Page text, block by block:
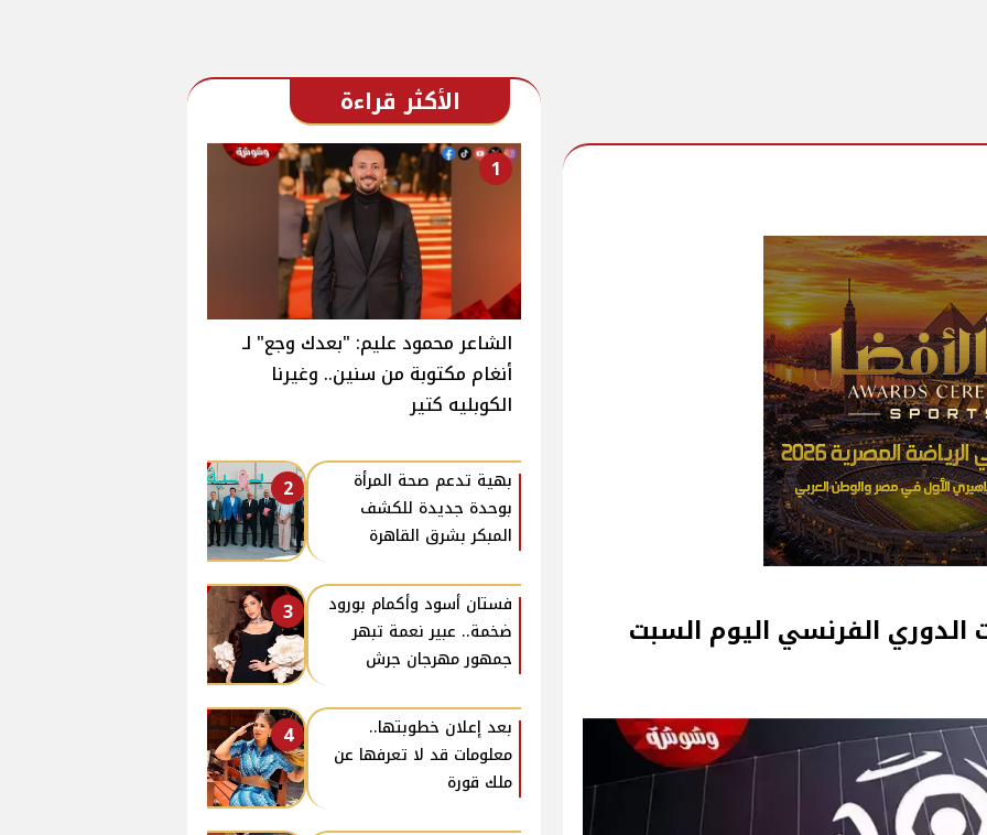
الدوري الفرنسي اليوم السبت
الأكثر قراءة
1
الشاعر محمود عليم: "بعدك وجع" لـ
أنغام مكتوبة من سنين.. وغيرنا
الكوبليه كتير
2
بهية تدعم صحة المرأة
بوحدة جديدة للكشف
المبكر بشرق القاهرة
3
فستان أسود وأكمام بورود
ضخمة.. عبير نعمة تبهر
جمهور مهرجان جرش
4
بعد إعلان خطوبتها..
معلومات قد لا تعرفها عن
ملك قورة